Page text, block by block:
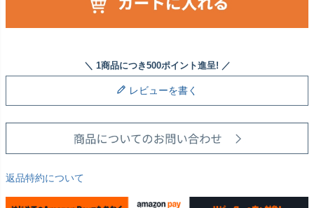
レビューを書く
返品特約について